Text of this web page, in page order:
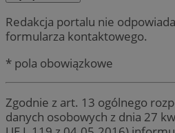
Redakcja portalu nie
formularza kontaktowego.
* pola obowiązkowe
Zgodnie z art. 13 ogólnego
danych osobowych z dnia 27